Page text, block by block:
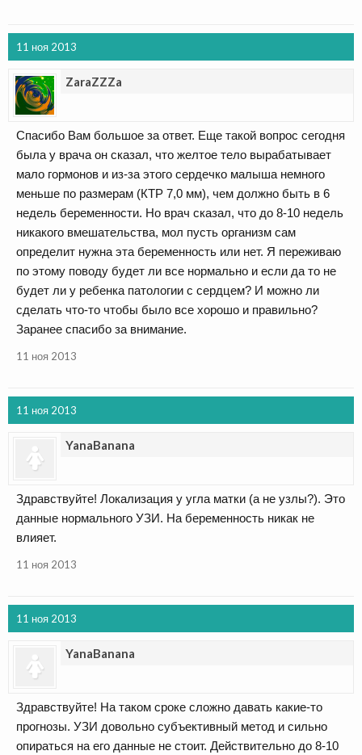
11 ноя 2013
ZaraZZZa
Спасибо Вам большое за ответ. Еще такой вопрос сегодня
была у врача он сказал, что желтое тело вырабатывает
мало гормонов и из-за этого сердечко малыша немного
меньше по размерам (КТР 7,0 мм), чем должно быть в 6
недель беременности. Но врач сказал, что до 8-10 недель
никакого вмешательства, мол пусть организм сам
определит нужна эта беременность или нет. Я переживаю
по этому поводу будет ли все нормально и если да то не
будет ли у ребенка патологии с сердцем? И можно ли
сделать что-то чтобы было все хорошо и правильно?
Заранее спасибо за внимание.
11 ноя 2013
11 ноя 2013
YanaBanana
Здравствуйте! Локализация у угла матки (а не узлы?). Это
данные нормального УЗИ. На беременность никак не
влияет.
11 ноя 2013
11 ноя 2013
YanaBanana
Здравствуйте! На таком сроке сложно давать какие-то
прогнозы. УЗИ довольно субъективный метод и сильно
опираться на его данные не стоит. Действительно до 8-10